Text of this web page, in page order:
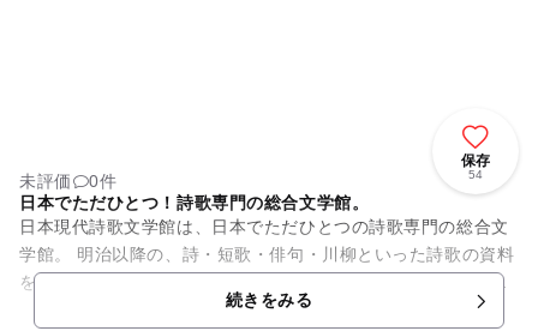
保存
54
未評価
0件
日本でただひとつ！詩歌専門の総合文学館。
日本現代詩歌文学館は、日本でただひとつの詩歌専門の総合文
学館。 明治以降の、詩・短歌・俳句・川柳といった詩歌の資料
を、有名無名にかかわらず全国から集めて保存しています。館
内には、常設展か企画展...続きをみる